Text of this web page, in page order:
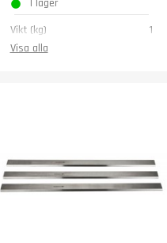
I lager
Vikt (kg)
1
Visa alla